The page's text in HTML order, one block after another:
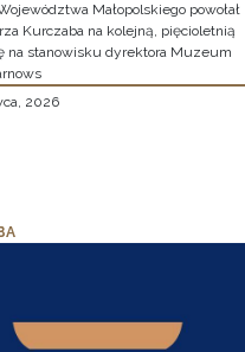
Małopolskiego powołał
Kurczaba na kolejną, pięcioletnią
na stanowisku dyrektora Muzeum
2026